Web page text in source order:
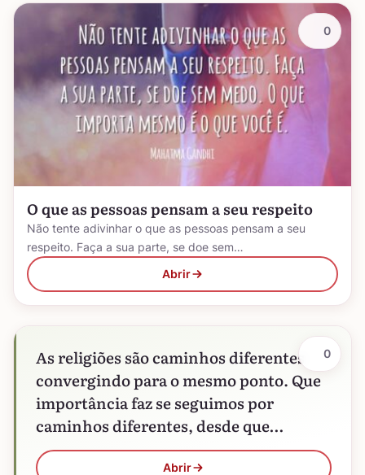
O que as pessoas pensam a seu respeito
Não tente adivinhar o que as pessoas pensam a seu
respeito. Faça a sua parte, se doe sem…
Abrir
0
As religiões são caminhos diferentes
convergindo para o mesmo ponto. Que
importância faz se seguimos por
caminhos diferentes, desde que
alcancemos o mesmo objetivo?
Abrir
0